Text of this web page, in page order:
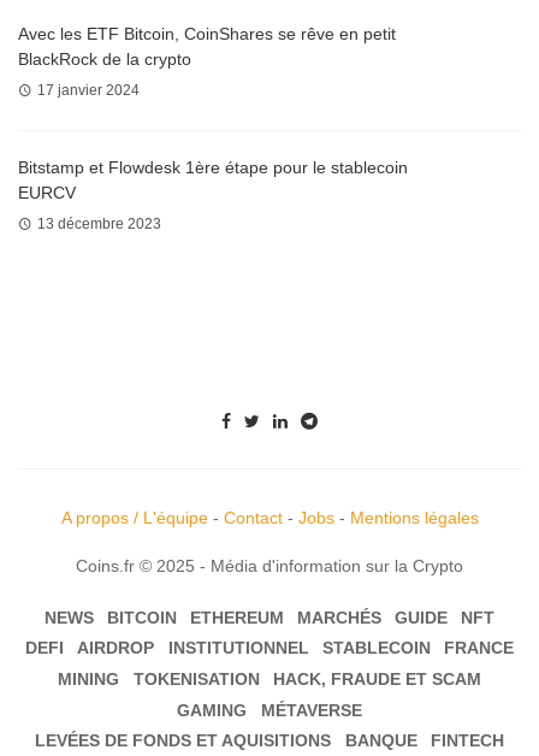
Avec les ETF Bitcoin, CoinShares se rêve en petit
BlackRock de la crypto
17 janvier 2024
Bitstamp et Flowdesk 1ère étape pour le stablecoin
EURCV
13 décembre 2023
A propos / L'équipe- Contact- Jobs- Mentions légales
Coins.fr © 2025 - Média d'information sur la Crypto
NEWS BITCOIN ETHEREUM MARCHÉS GUIDE
NFT
DEFI
AIRDROP INSTITUTIONNEL STABLECOIN
FRANCE
MINING
TOKENISATION
HACK, FRAUDE ET SCAM
GAMING
MÉTAVERSE
LEVÉES DE FONDS ET AQUISITIONS
BANQUE FINTECH